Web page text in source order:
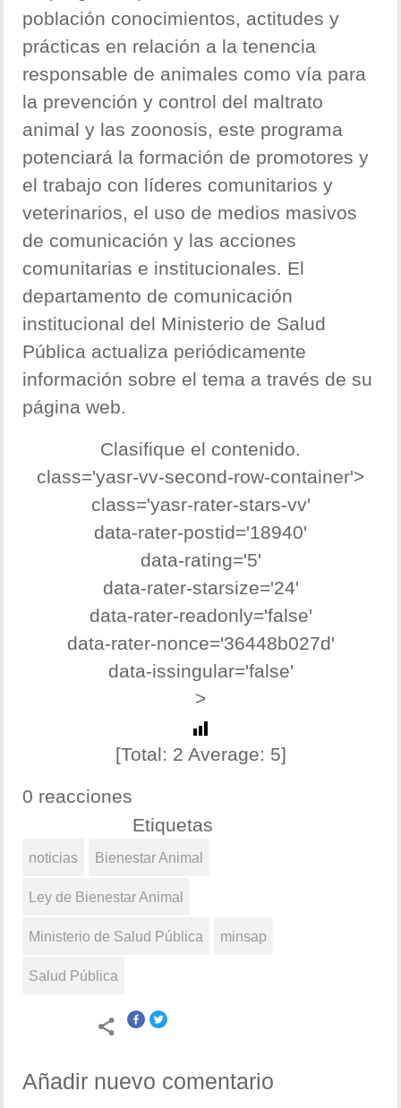
población conocimientos, actitudes y
prácticas en relación a la tenencia
responsable de animales como vía para
la prevención y control del maltrato
animal y las zoonosis, este programa
potenciará la formación de promotores y
el trabajo con líderes comunitarios y
veterinarios, el uso de medios masivos
de comunicación y las acciones
comunitarias e institucionales. El
departamento de comunicación
institucional del Ministerio de Salud
Pública actualiza periódicamente
información sobre el tema a través de su
página web.
Clasifique el contenido.
class='yasr-vv-second-row-container'>
class='yasr-rater-stars-vv'
data-rater-postid='18940'
data-rating='5'
data-rater-starsize='24'
data-rater-readonly='false'
data-rater-nonce='36448b027d'
data-issingular='false'
>
[Total: 2 Average: 5]
0 reacciones
Etiquetas
noticias Bienestar Animal
Ley de Bienestar Animal
Ministerio de Salud Pública minsap
Salud Pública
Añadir nuevo comentario